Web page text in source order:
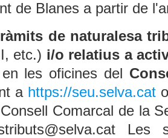
de Blanes a partir de
de naturalesa
etc.) i/o relatius a
les oficines del
a https://seu.selva.cat
Comarcal de la
Les